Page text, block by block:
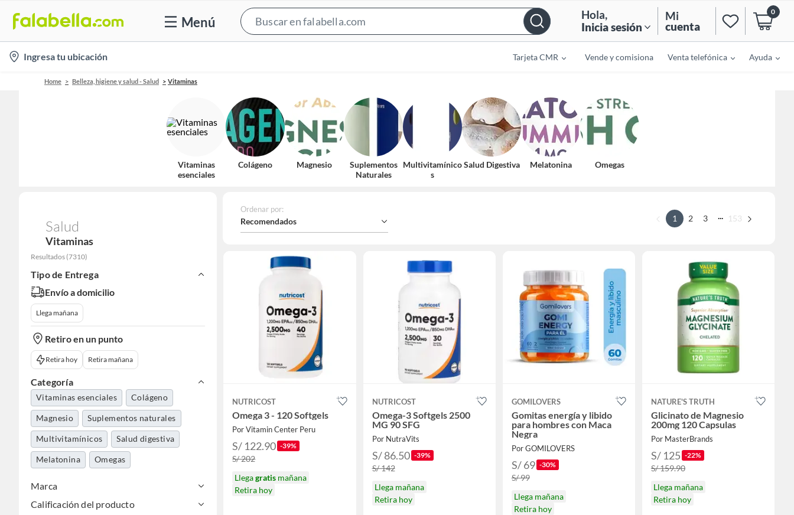
Menú
Bar
Hola,
Inicia sesión
Mi
cuenta
0
location-
icon
Ingresa tu ubicación Tarjeta CMR Vende y comisiona Venta telefónica Ayuda
Home Belleza, higiene y salud - Salud Vitaminas
Vitaminas
esenciales
Colágeno Magnesio
Suplementos
Naturales
Multivitamínico
s
Salud Digestiva Melatonina Omegas
Salud
Vitaminas
Resultados (7310)
Tipo de Entrega
Envío a domicilio
Llega mañana
Retiro en un punto
Retira hoy Retira mañana
Categoría
Vitaminas esenciales Colágeno
Magnesio Suplementos naturales
Multivitamínicos Salud digestiva
Melatonina Omegas
Marca
Calificación del producto
Ordenar por:
Recomendados 1 2 3 ... 153
NUTRICOST
Omega 3 - 120 Softgels
Por Vitamin Center Peru
S/ 122.90 -39%
S/ 202
Llegagratis mañana
Retira hoy
NUTRICOST
Omega-3 Softgels 2500
MG 90 SFG
Por NutraVits
S/ 86.50 -39%
S/ 142
Llega mañana
Retira hoy
GOMILOVERS
Gomitas energía y libido
para hombres con Maca
Negra
Por GOMILOVERS
S/ 69 -30%
S/ 99
Llega mañana
Retira hoy
NATURE'S TRUTH
Glicinato de Magnesio
200mg 120 Capsulas
Por MasterBrands
S/ 125 -22%
S/ 159.90
Llega mañana
Retira hoy